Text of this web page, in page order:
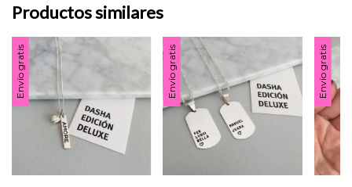
Productos similares
Envío gratis Envío gratis Envío gratis